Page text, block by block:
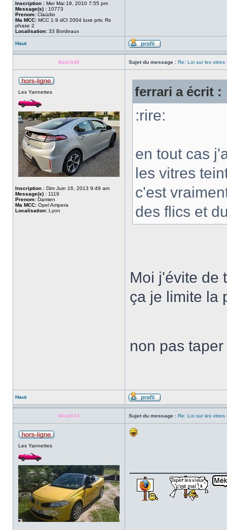
Inscription : Mer Mai 19, 2010 7:55 pm
Message(s) : 10773
Prenom: Claùdio
Ma MCC: MCC 1.9 dCI 2004 luxe priv. Rs
phase 2
Localisation: 33 Bordeaux
Haut
Bad-G40 Sujet du message : Re: Loi sur les
Les Yannettes
Inscription : Dim Juin 16, 2013 9:49 am
Message(s) : 1119
Prenom: Damien
Ma MCC: Opel Ampera
Localisation: Lyon
ferrari a écrit :
:rire:
en tout cas
les vitres
c'est
des flics et
Moi j'évite de
ça je limite la
non pas
Haut
blink974 Sujet du message : Re: Loi sur les
Les Yannettes